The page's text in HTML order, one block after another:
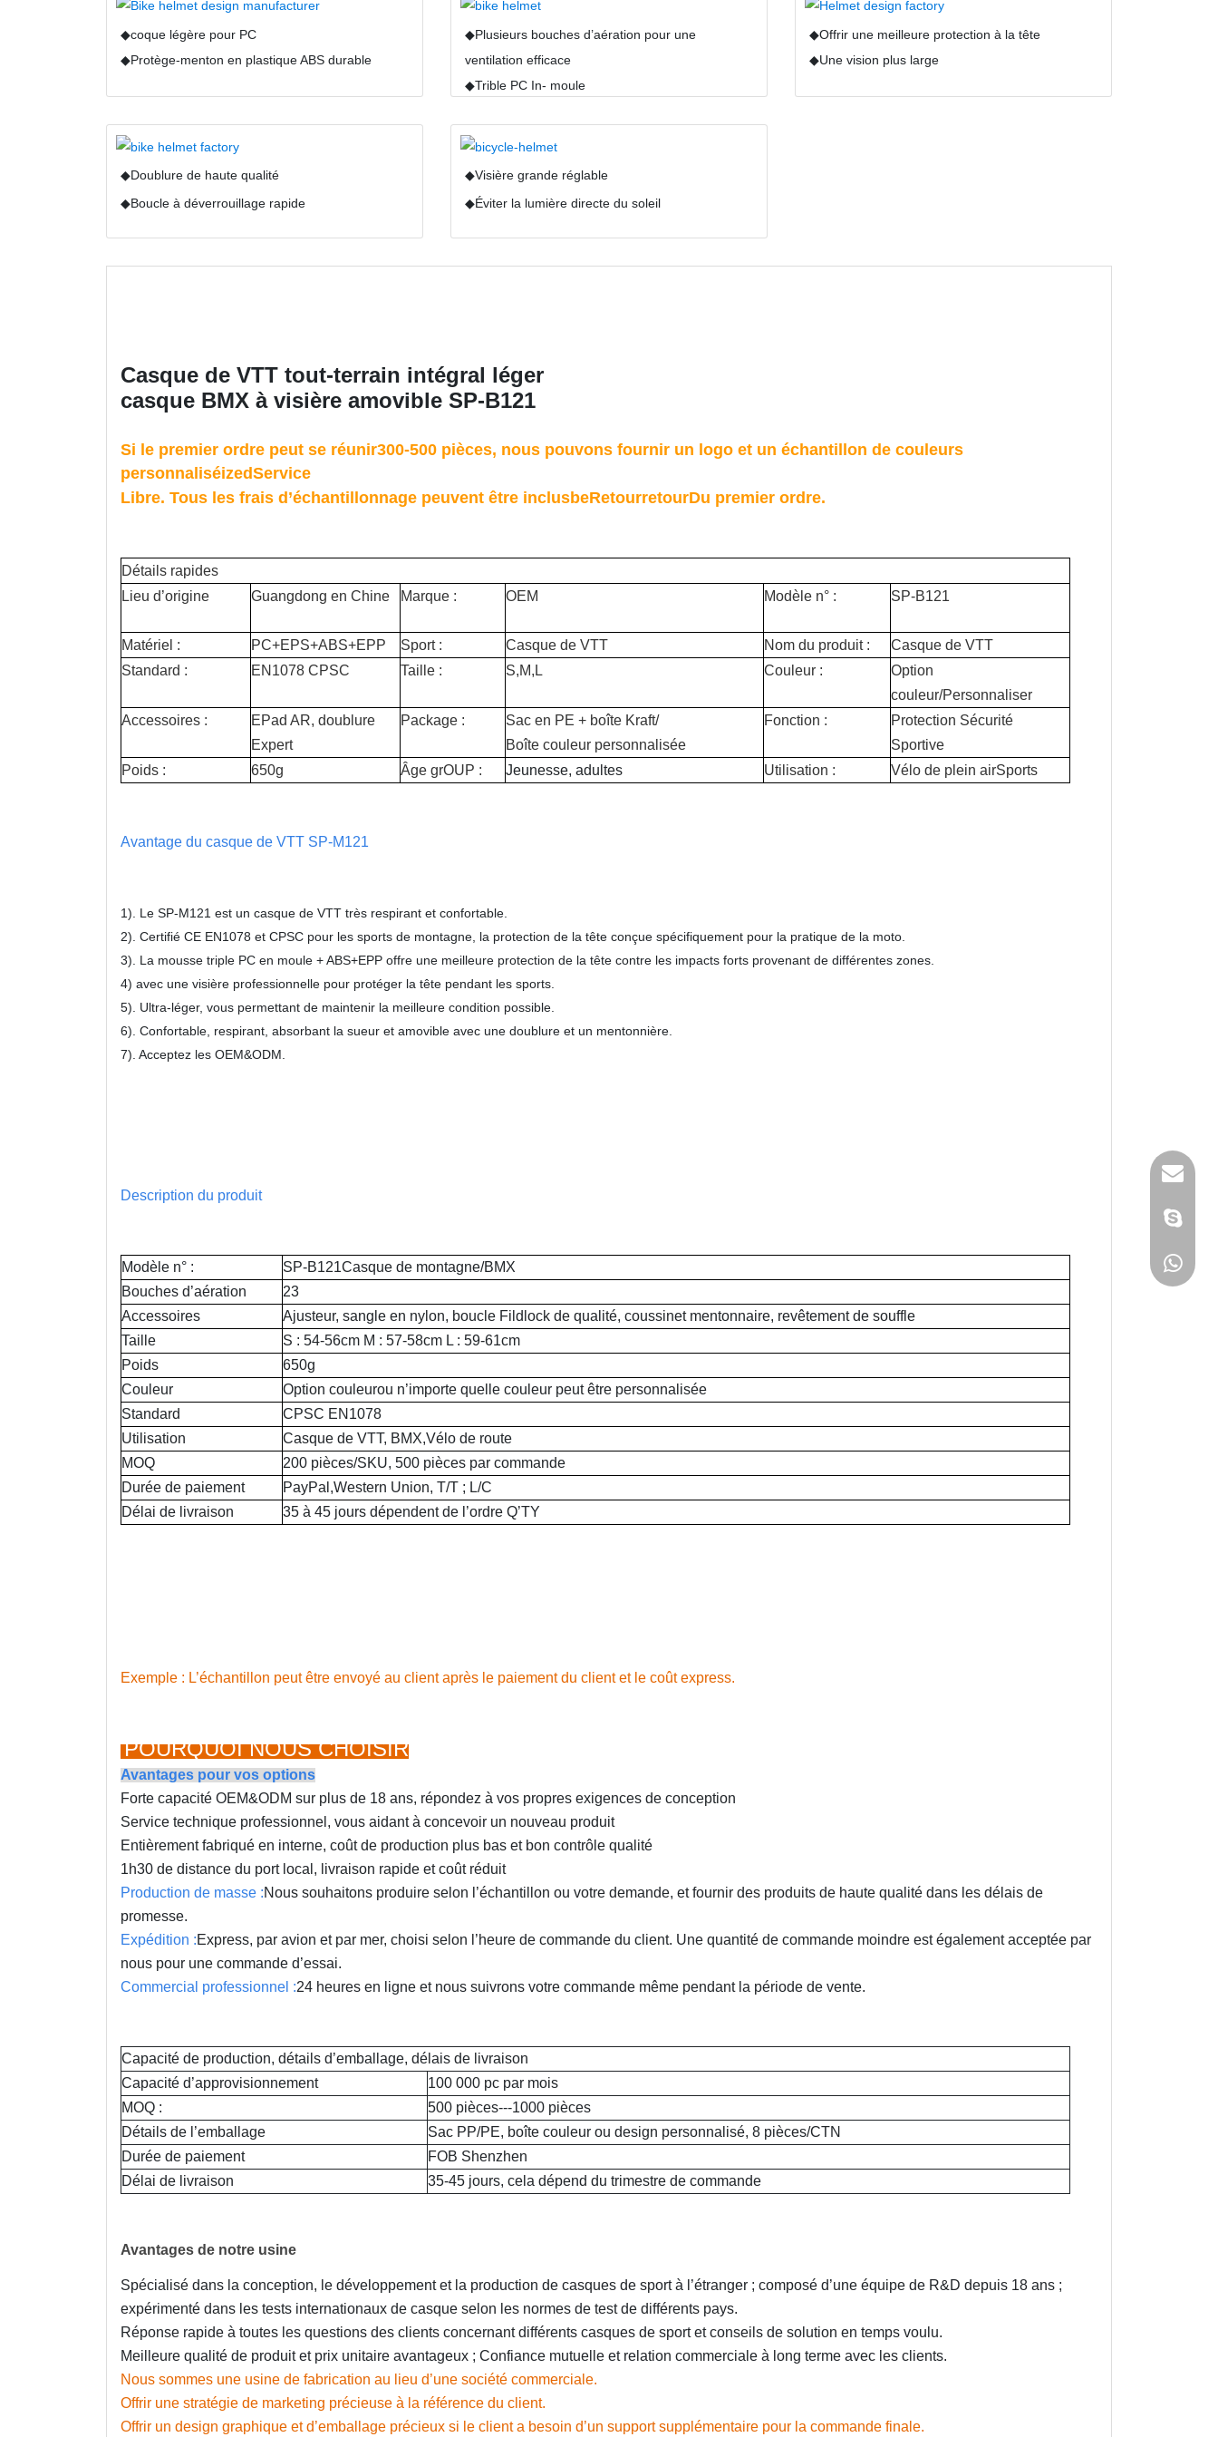
◆coque légère pour PC
◆Protège-menton en plastique ABS durable
◆Plusieurs bouches d’aération pour une
ventilation efficace
◆Trible PC In- moule
◆Offrir une meilleure protection à la tête
◆Une vision plus large
◆Doublure de haute qualité
◆Boucle à déverrouillage rapide
◆Visière grande réglable
◆Éviter la lumière directe du soleil
Casque de VTT tout-terrain intégral léger
casque BMX à visière amovible SP-B121
Si le premier ordre peut se réunir300-500 pièces, nous pouvons fournir un logo et un échantillon de couleurs
personnaliséizedService
Libre. Tous les frais d’échantillonnage peuvent être inclusbeRetourretourDu premier ordre.
Détails rapides
Lieu d’origine
Guangdong en Chine Marque : OEM Modèle n° : SP-B121
Matériel : PC+EPS+ABS+EPP Sport : Casque de VTT Nom du produit :
Casque de VTT
Standard :
EN1078 CPSC Taille : S,M,L Couleur :
Option
couleur/Personnaliser
Accessoires :
EPad AR, doublure
Expert
Package :
Sac en PE + boîte Kraft/
Boîte couleur personnalisée
Fonction :
Protection Sécurité
Sportive
Poids :
650g Âge grOUP : Jeunesse, adultes Utilisation : Vélo de plein airSports
Avantage du casque de VTT SP-M121
1). Le SP-M121 est un casque de VTT très respirant et confortable.
2). Certifié CE EN1078 et CPSC pour les sports de montagne, la protection de la tête conçue spécifiquement pour la pratique de la moto.
3). La mousse triple PC en moule + ABS+EPP offre une meilleure protection de la tête contre les impacts forts provenant de différentes zones.
4) avec une visière professionnelle pour protéger la tête pendant les sports.
5). Ultra-léger, vous permettant de maintenir la meilleure condition possible.
6). Confortable, respirant, absorbant la sueur et amovible avec une doublure et un mentonnière.
7). Acceptez les OEM&ODM.
Description du produit
Modèle n° : SP-B121Casque de montagne/BMX
Bouches d’aération
23
Accessoires
Ajusteur, sangle en nylon, boucle Fildlock de qualité, coussinet mentonnaire, revêtement de souffle
Taille
S : 54-56cm M : 57-58cm L : 59-61cm
Poids
650g
Couleur
Option couleurou n’importe quelle couleur peut être personnalisée
Standard
CPSC EN1078
Utilisation
Casque de VTT, BMX,Vélo de route
MOQ
200 pièces/SKU, 500 pièces par commande
Durée de paiement
PayPal,Western Union, T/T ; L/C
Délai de livraison
35 à 45 jours dépendent de l’ordre Q’TY
Exemple : L’échantillon peut être envoyé au client après le paiement du client et le coût express.
POURQUOI NOUS CHOISIR
Avantages pour vos options
Forte capacité OEM&ODM sur plus de 18 ans, répondez à vos propres exigences de conception
Service technique professionnel, vous aidant à concevoir un nouveau produit
Entièrement fabriqué en interne, coût de production plus bas et bon contrôle qualité
1h30 de distance du port local, livraison rapide et coût réduit
Production de masse :Nous souhaitons produire selon l’échantillon ou votre demande, et fournir des produits de haute qualité dans les délais de
promesse.
Expédition :Express, par avion et par mer, choisi selon l’heure de commande du client. Une quantité de commande moindre est également acceptée par
nous pour une commande d’essai.
Commercial professionnel :24 heures en ligne et nous suivrons votre commande même pendant la période de vente.
Capacité de production, détails d’emballage, délais de livraison
Capacité d’approvisionnement
100 000 pc par mois
MOQ :
500 pièces---1000 pièces
Détails de l’emballage
Sac PP/PE, boîte couleur ou design personnalisé, 8 pièces/CTN
Durée de paiement
FOB Shenzhen
Délai de livraison
35-45 jours, cela dépend du trimestre de commande
Avantages de notre usine
Spécialisé dans la conception, le développement et la production de casques de sport à l’étranger ; composé d’une équipe de R&D depuis 18 ans ;
expérimenté dans les tests internationaux de casque selon les normes de test de différents pays.
Réponse rapide à toutes les questions des clients concernant différents casques de sport et conseils de solution en temps voulu.
Meilleure qualité de produit et prix unitaire avantageux ; Confiance mutuelle et relation commerciale à long terme avec les clients.
Nous sommes une usine de fabrication au lieu d’une société commerciale.
Offrir une stratégie de marketing précieuse à la référence du client.
Offrir un design graphique et d’emballage précieux si le client a besoin d’un support supplémentaire pour la commande finale.